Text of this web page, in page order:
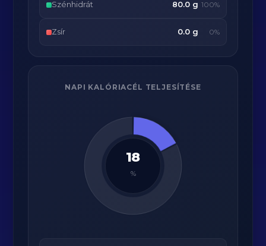
Szénhidrát 80.0 g 100%
Zsír 0.0 g 0%
NAPI KALÓRIACÉL TELJESÍTÉSE
18
%